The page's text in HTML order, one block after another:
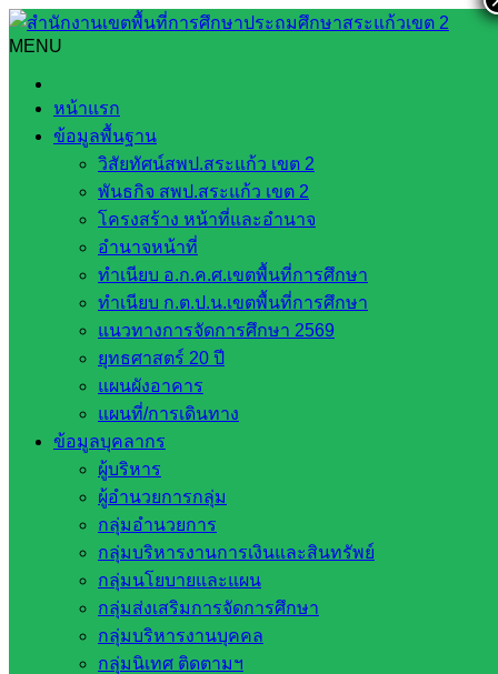
Skip
to
content
MENU
หน้าแรก
ข้อมูลพื้นฐาน
วิสัยทัศน์สพป.สระแก้ว เขต 2
พันธกิจ สพป.สระแก้ว เขต 2
โครงสร้าง หน้าที่และอำนาจ
อำนาจหน้าที่
ทำเนียบ อ.ก.ค.ศ.เขตพื้นที่การศึกษา
ทำเนียบ ก.ต.ป.น.เขตพื้นที่การศึกษา
แนวทางการจัดการศึกษา 2569
ยุทธศาสตร์ 20 ปี
แผนผังอาคาร
แผนที่/การเดินทาง
ข้อมูลบุคลากร
ผู้บริหาร
ผู้อำนวยการกลุ่ม
กลุ่มอำนวยการ
กลุ่มบริหารงานการเงินและสินทรัพย์
กลุ่มนโยบายและแผน
กลุ่มส่งเสริมการจัดการศึกษา
กลุ่มบริหารงานบุคคล
กลุ่มนิเทศ ติดตามฯ
Search
กิจกรรมวันแม่แห่งชาติ
กิจกรรมวันแม่แห่งชาติ
สิงหาคม 18, 2022 สิงหาคม 18, 2022
BANKAEWPETPLOY BANKAEWPETPLOY
อารยธรรมบูรพา
วันที่ ๑๑ สิงหาคม ๒๕๖๕โรงเรียนบ้านแก้วเพชรพลอย จัด
กิจกรรมวันแม่แห่งชาติ เพื่อเฉลิมพระเกียรติและน้อมรำลึกถึง
พระมหากรุณาธิคุณ สมเด็จพระนางเจ้าสิริกิติ์ พระบรม
ราชินีนาถ พระบรมราชชนนีพันปีหลวง เนื่องในวันเฉลิม
พระชนมพรรษา๙๐ พรรษา ๑๒ สิงหาคม ๒๕๖๕ โดยมีนาย
สำราญ หรบรรพ์ ประธานคณะกรรมการสถานศึกษาขั้นพื้นฐาน
เป็นประธานในพิธีถวายพานพุ่มสักการะ พร้อมด้วยผู้บริหาร ครู
นักเรียนและผู้ปกครองเพื่อแสดงออกถึงความจงรักภักดีและน้อม
รำลึกถึงพระมหากรุณาคุณฯ นอกจากนี้ยังมีกิจกรรม ทำบุญ
ตักบาตรข้าวสาร อาหารแห้ง การมอบรางวัลสำหรับนักเรียนที่
ชนะเลิศการประกวดในกิจกรรมต่างๆ และกิจกรรมการ
แสดงออกถึงความกตัญญูต่อแม่ ณ ห้องประชุมโรงเรียนบ้าน
แก้วเพชรพลอย